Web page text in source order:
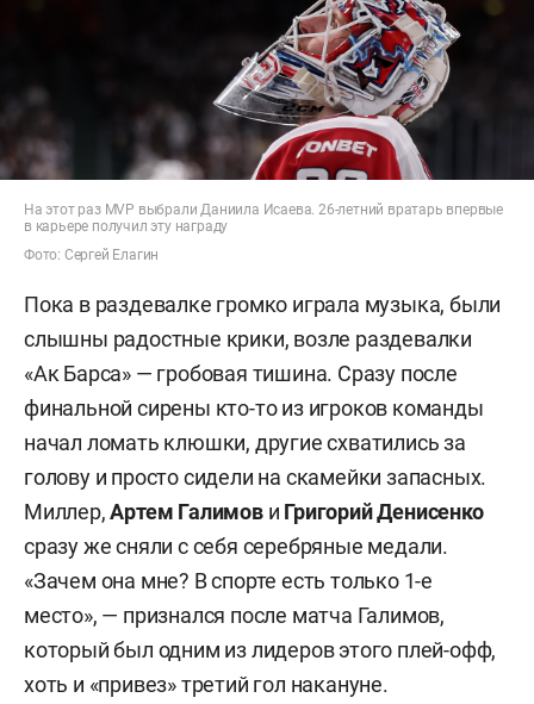
На этот раз MVP выбрали Даниила Исаева. 26-летний вратарь впервые
в карьере получил эту награду
Фото: Сергей Елагин
Пока в раздевалке громко играла музыка, были
слышны радостные крики, возле раздевалки
«Ак Барса» — гробовая тишина. Сразу после
финальной сирены кто-то из игроков команды
начал ломать клюшки, другие схватились за
голову и просто сидели на скамейки запасных.
Миллер,Артем Галимов и Григорий Денисенко
сразу же сняли с себя серебряные медали.
«Зачем она мне? В спорте есть только 1-е
место», — признался после матча Галимов,
который был одним из лидеров этого плей-офф,
хоть и «привез» третий гол накануне.